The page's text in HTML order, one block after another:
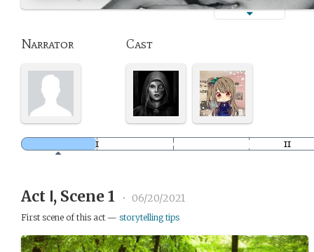
Narrator Cast
Act Ⅰ, Scene 1 • 06/20/2021
First scene of this act — storytelling tips